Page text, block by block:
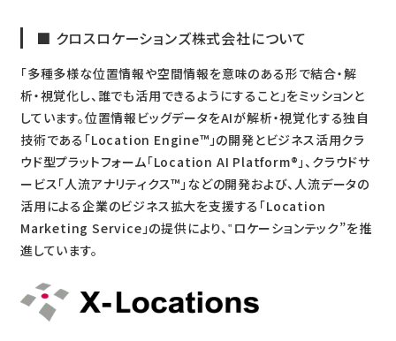
■ クロスロケーションズ株式会社について
「多種多様な位置情報や空間情報を意味のある形で結合・解
析・視覚化し、誰でも活用できるようにすること」をミッションと
しています。位置情報ビッグデータをAIが解析・視覚化する独自
技術である「Location Engine™」の開発とビジネス活用クラ
ウド型プラットフォーム「Location AI Platform®」、クラウドサ
ービス「人流アナリティクス™」などの開発および、人流データの
活用による企業のビジネス拡大を支援する「Location
Marketing Service」の提供により、‟ロケーションテック”を推
進しています。